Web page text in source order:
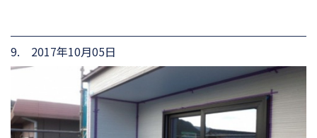
9. 2017年10月05日